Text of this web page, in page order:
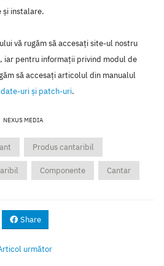
instalare.
vă rugăm să accesaţi site-ul nostru
, iar pentru informaţii privind modul de
să accesaţi articolul din manualul
uri şi patch-uri.
NEXUS MEDIA
Produs cantaribil
Componente Cantar
Share
următor